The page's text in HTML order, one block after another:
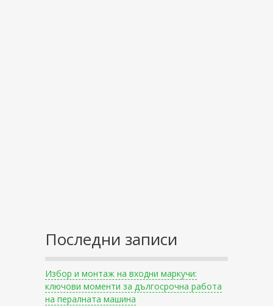
Последни записи
Избор и монтаж на входни маркучи:
ключови моменти за дългосрочна работа
на пералната машина